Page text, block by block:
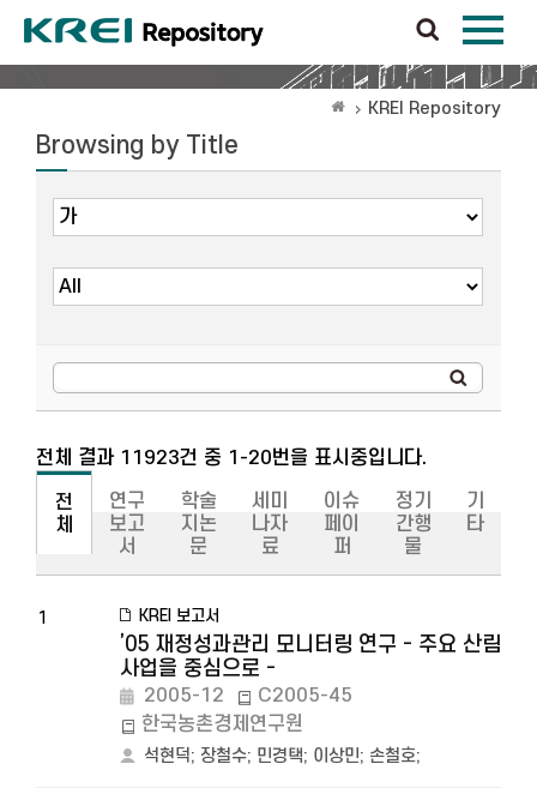
KREI Repository
Browsing by Title
전체 결과 11923건 중 1-20번을 표시중입니다.
전
체
연구
보고
서
학술
지논
문
세미
나자
료
이슈
페이
퍼
정기
간행
물
기
타
1 KREI 보고서
’05 재정성과관리 모니터링 연구 - 주요 산림
사업을 중심으로 -
2005-12
C2005-45
한국농촌경제연구원
석현덕; 장철수; 민경택; 이상민; 손철호;